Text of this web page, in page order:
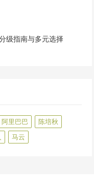
级指南与多元选择
阿里巴巴
陈培秋
马云